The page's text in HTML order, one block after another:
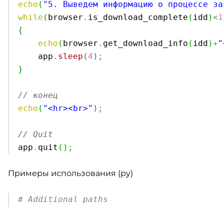
echo ( "5. Выведем информацию о процессе
while ( browser . is_download_complete ( idd )<1
{
echo ( browser . get_download_info ( idd )+
    app
. sleep (4 ) ;
}
// конец
echo ( "<hr><br>" ) ;
// Quit
app . quit ( ) ;
Примеры использования (py)
# Additional paths